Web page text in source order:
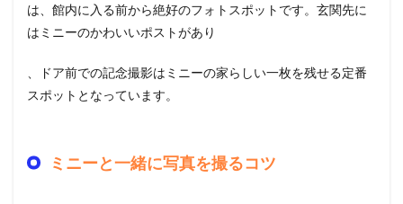
は、館内に入る前から絶好のフォトスポットです。玄関先に
はミニーのかわいいポストがあり
、ドア前での記念撮影はミニーの家らしい一枚を残せる定番
スポットとなっています。
ミニーと一緒に写真を撮るコツ